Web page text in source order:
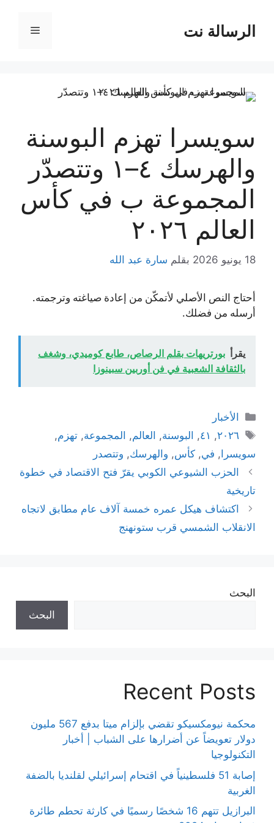
المحتوىالرسالة نت القائمة
سويسرا تهزم البوسنة
والهرسك ٤–١ وتتصدّر
المجموعة ب في كأس
العالم ٢٠٢٦
18 يونيو 2026 بقلم سارة عبد الله
أحتاج النص الأصلي لأتمكّن من إعادة صياغته وترجمته.
أرسله من فضلك.
يقرأ بورتريهات بقلم الرصاص، طابع كوميدي، وشغف
بالثقافة الشعبية في فن أوربين سبينوزا
التصنيفات
الأخبار
الوسوم
٢٠٢٦, ٤١, البوسنة, العالم, المجموعة,تهزم,
سويسرا , في, كأس, والهرسك, وتتصدر
الحزب الشيوعي الكوبي يقرّ فتح الاقتصاد في خطوة
تاريخية
اكتشاف هيكل عمره خمسة آلاف عام مطابق لاتجاه
الانقلاب الشمسي قرب ستونهنج
البحث
البحث
Recent Posts
محكمة نيومكسيكو تقضي بإلزام ميتا بدفع 567 مليون
دولار تعويضاً عن أضرارها على الشباب | أخبار
التكنولوجيا
إصابة 51 فلسطينياً في اقتحام إسرائيلي لقلنديا بالضفة
الغربية
البرازيل تتهم 16 شخصًا رسميًا في كارثة تحطم طائرة